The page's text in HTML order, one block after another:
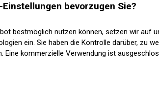
bevorzugen Sie?
bestmöglich nutzen können, setzen wir auf
ein. Sie haben die Kontrolle darüber, zu
Eine kommerzielle Verwendung ist